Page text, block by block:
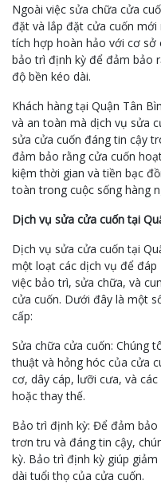
Ngoài việc sửa chữa cửa
đặt và lắp đặt cửa cuốn
tích hợp hoàn hảo với cơ sở
bảo trì định kỳ để đảm bảo
độ bền kéo dài.
Khách hàng tại Quận Tân
và an toàn mà dịch vụ sửa
sửa cửa cuốn đáng tin cậy
đảm bảo rằng cửa cuốn
kiệm thời gian và tiền bạc
toàn trong cuộc sống hàng
Dịch vụ sửa cửa cuốn tại
Dịch vụ sửa cửa cuốn tại
một loạt các dịch vụ để đáp
việc bảo trì, sửa chữa, và
cửa cuốn. Dưới đây là một
cấp:
Sửa chữa cửa cuốn: Chúng
thuật và hỏng hóc của cửa
cơ, dây cáp, lưỡi cưa, và
hoặc thay thế.
Bảo trì định kỳ: Để đảm
trơn tru và đáng tin cậy,
kỳ. Bảo trì định kỳ giúp
dài tuổi thọ của cửa cuốn.